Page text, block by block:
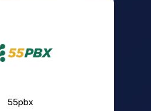
55pbx